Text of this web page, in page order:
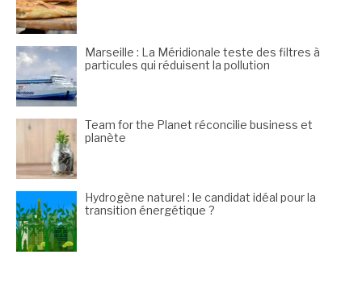
Marseille : La Méridionale teste des filtres à
particules qui réduisent la pollution
Team for the Planet réconcilie business et
planète
Hydrogène naturel : le candidat idéal pour la
transition énergétique ?